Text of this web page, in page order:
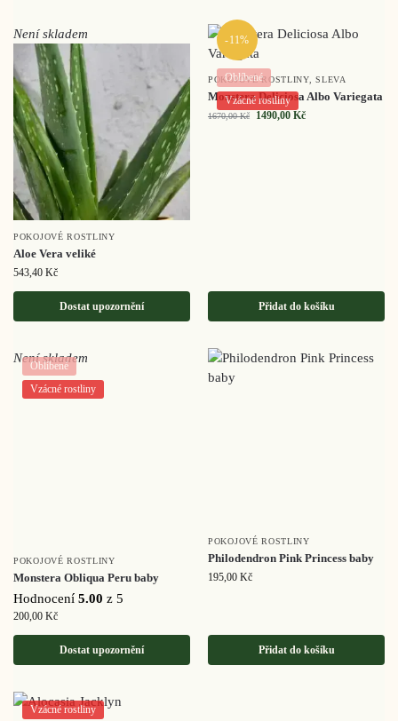
Není skladem
POKOJOVÉ ROSTLINY
Aloe Vera veliké
543,40 Kč
Dostat upozornění
-11%
Oblíbené
Vzácné rostliny
POKOJOVÉ ROSTLINY,SLEVA
Monstera Deliciosa Albo Variegata
1670,00Kč 1490,00 Kč
Přidat do košíku
Oblíbené
Vzácné rostliny
Není skladem
POKOJOVÉ ROSTLINY
Monstera Obliqua Peru baby
Hodnocení 5.00 z 5
200,00 Kč
Dostat upozornění
POKOJOVÉ ROSTLINY
Philodendron Pink Princess baby
195,00 Kč
Přidat do košíku
Vzácné rostliny